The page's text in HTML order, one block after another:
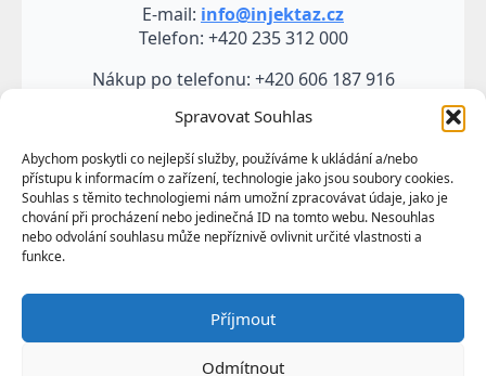
Spravovat Souhlas
Abychom poskytli co nejlepší služby, používáme k ukládání a/nebo
přístupu k informacím o zařízení, technologie jako jsou soubory cookies.
Souhlas s těmito technologiemi nám umožní zpracovávat údaje, jako je
chování při procházení nebo jedinečná ID na tomto webu. Nesouhlas
nebo odvolání souhlasu může nepříznivě ovlivnit určité vlastnosti a
funkce.
Příjmout
Odmítnout
E-mail: info@injektaz.cz
Telefon: +420 235 312 000
Nákup po telefonu: +420 606 187 916
Veškeré údaje, zejména texty a fotografie uvedené na
těchto webových stránkách jsou výtvorem a
vlastnictvím společnosti TRUMF sanace s.r.o.